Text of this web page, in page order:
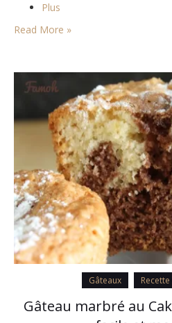
Plus
Read More »
Gâteaux
Gâteau marbré au